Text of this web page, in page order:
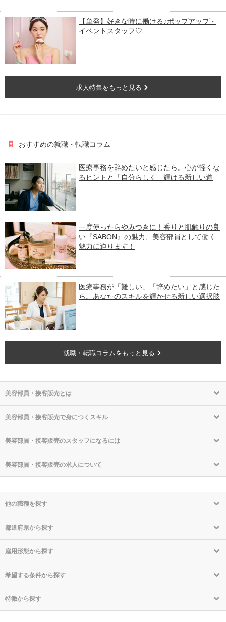
【単発】好きな時に働ける♪ポップアップ・
イベントスタッフ♡
求人特集をもっと見る
おすすめの就職・転職コラム
医療事務を辞めたいと感じたら。心が軽くな
るヒントと「自分らしく」輝ける新しい道
一度使ったらやみつきに！香りと肌触りの良
い『SABON』の魅力、美容部員として働く
魅力に迫ります！
医療事務が「難しい」「辞めたい」と感じた
ら。あなたのスキルを輝かせる新しい選択肢
就職・転職コラムをもっと見る
美容部員・接客販売とは
美容部員・接客販売で身につくスキル
美容部員・接客販売のスタッフになるには
美容部員・接客販売の求人について
他の職種を探す
都道府県から探す
雇用形態から探す
希望する条件から探す
特徴から探す